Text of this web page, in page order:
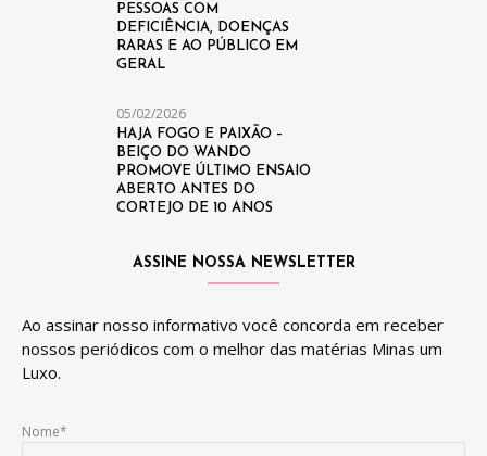
PESSOAS COM
DEFICIÊNCIA, DOENÇAS
RARAS E AO PÚBLICO EM
GERAL
05/02/2026
HAJA FOGO E PAIXÃO –
BEIÇO DO WANDO
PROMOVE ÚLTIMO ENSAIO
ABERTO ANTES DO
CORTEJO DE 10 ANOS
ASSINE NOSSA NEWSLETTER
Ao assinar nosso informativo você concorda em receber
nossos periódicos com o melhor das matérias Minas um
Luxo.
Nome*